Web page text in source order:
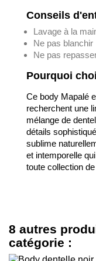
Conseils
Lavage à la
Ne pas blanchir
Ne pas
Pourquoi
Ce body Mapalé
recherchent une
mélange de
détails
sublime
et intemporelle
toute collection
8 autres
catégorie :